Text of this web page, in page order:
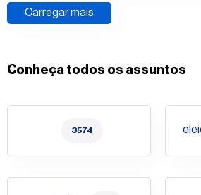
Carregar mais
Conheça todos os assuntos
3574